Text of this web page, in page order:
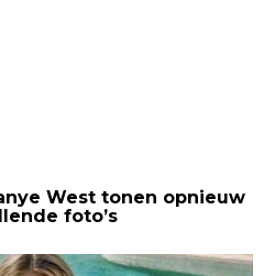
West tonen opnieuw
foto’s